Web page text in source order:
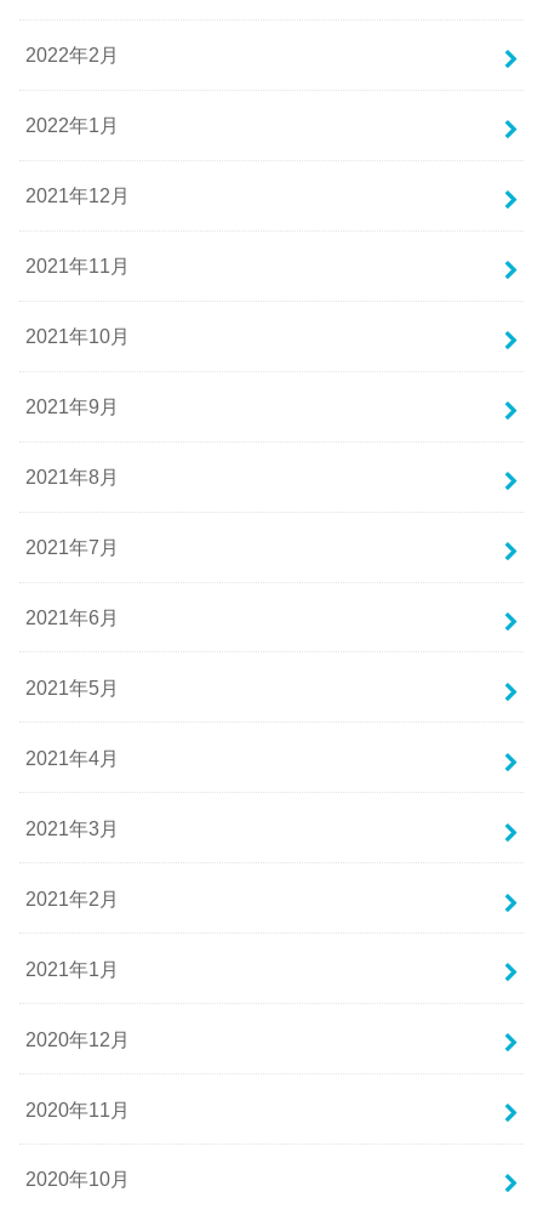
2022年2月
2022年1月
2021年12月
2021年11月
2021年10月
2021年9月
2021年8月
2021年7月
2021年6月
2021年5月
2021年4月
2021年3月
2021年2月
2021年1月
2020年12月
2020年11月
2020年10月